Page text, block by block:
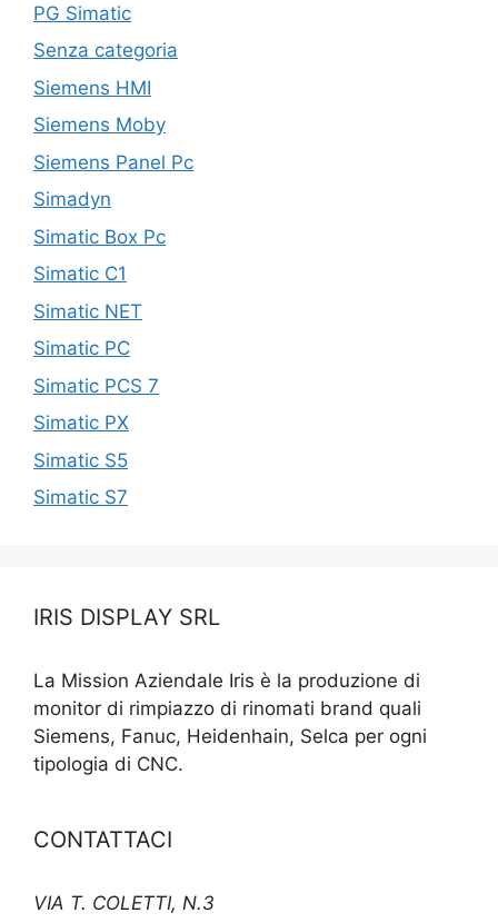
PG Simatic
Senza categoria
Siemens HMI
Siemens Moby
Siemens Panel Pc
Simadyn
Simatic Box Pc
Simatic C1
Simatic NET
Simatic PC
Simatic PCS 7
Simatic PX
Simatic S5
Simatic S7
IRIS DISPLAY SRL
La Mission Aziendale Iris è la produzione di
monitor di rimpiazzo di rinomati brand quali
Siemens, Fanuc, Heidenhain, Selca per ogni
tipologia di CNC.
CONTATTACI
VIA T. COLETTI, N.3